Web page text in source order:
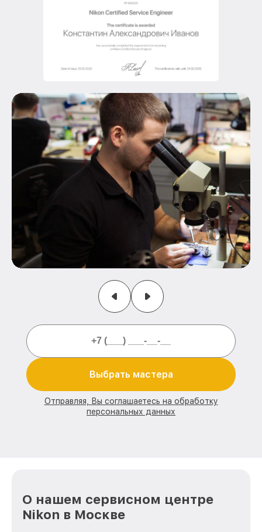
Выбрать мастера
Отправляя, Вы соглашаетесь на обработку
персональных данных
О нашем сервисном центре
Nikon в Москве